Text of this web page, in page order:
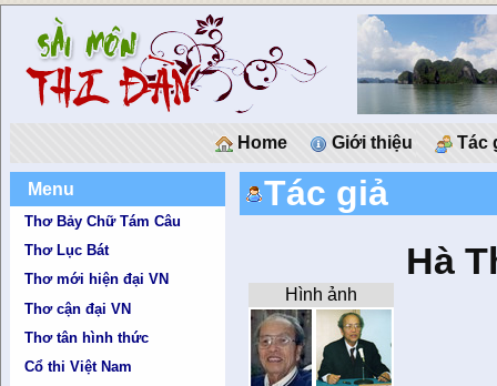
Home Giới thiệu Tác
Menu
Thơ Bảy Chữ Tám Câu
Thơ Lục Bát
Thơ mới hiện đại VN
Thơ cận đại VN
Thơ tân hình thức
Cổ thi Việt Nam
Tác giả
Hà
Hình ảnh